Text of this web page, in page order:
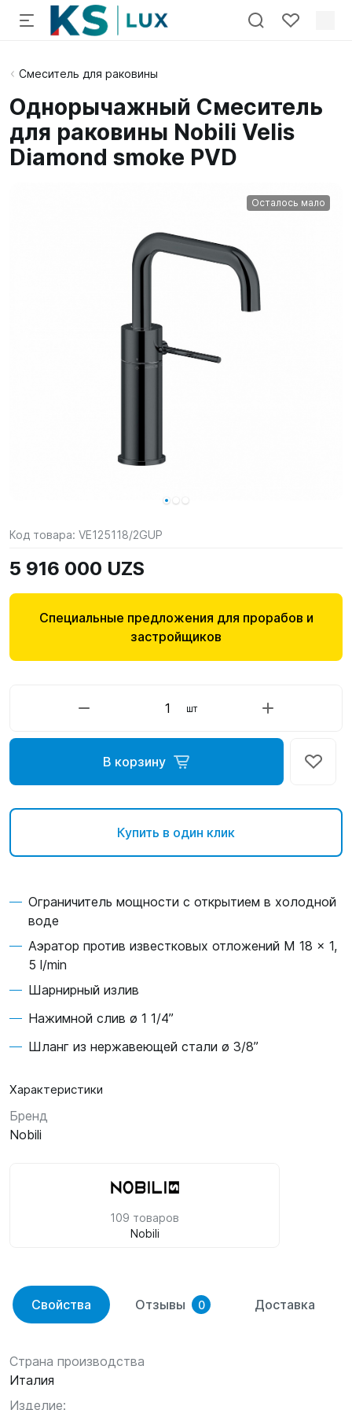
Смеситель для раковины
Однорычажный Смеситель
для раковины Nobili Velis
Diamond smoke PVD
Осталось мало
Код товара: VE125118/2GUP
5 916 000 UZS
Специальные предложения для прорабов и
застройщиков
шт
В корзину
Купить в один клик
Ограничитель мощности с открытием в холодной
воде
Аэратор против известковых отложений M 18 x 1,
5 l/min
Шарнирный излив
Нажимной слив ø 1 1/4”
Шланг из нержавеющей стали ø 3/8”
Характеристики
Бренд
Nobili
109 товаров
Nobili
Свойства Отзывы 0 Доставка
Страна производства
Италия
Изделие: